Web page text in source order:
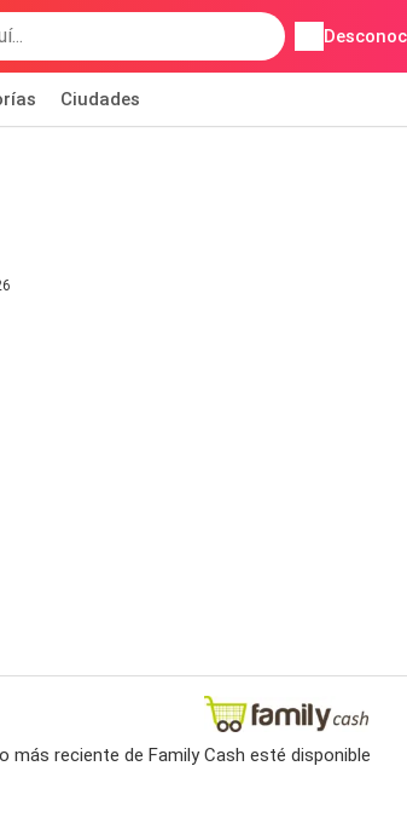
Ciudades
reciente de Family Cash esté disponible